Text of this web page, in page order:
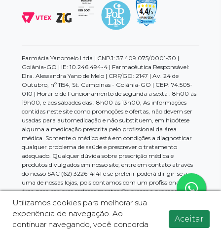
Farmácia Yanomelo Ltda | CNPJ: 37.409.075/0001-30 |
Goiânia-GO | IE: 10.246.494-4 | Farmacêutica Responsável:
Dra. Alessandra Yano de Melo | CRF/GO: 2147 | Av. 24 de
Outubro, nº 1154, St. Campinas - Goiânia-GO | CEP: 74.505-
010 | Horário de Funcionamento de segunda a sexta : 8h00 às
19h00, e aos sábados das : 8h00 ás 13h00, As informações
contidas neste site como promoções e ofertas, não devem ser
usadas para automedicação e não substituem, em hipótese
alguma a medicação prescrita pelo profissional da área
médica. Somente o médico está em condições a diagnosticar
qualquer problema de saúde e prescrever o tratamento
adequado. Qualquer dúvida sobre prescrição médica e
produtos divulgados em nosso site, entre em contato através
do nosso SAC (62) 3226-4141 e se preferir poderá dirigir-se a
uma de nossas lojas, pois contamos com um profissional da
área para maiores esclarecimentos.Os preços e promoções
divulgados no site são válidos apenas para compras feitas pela
internet, imagens meramente ilustrativas. Em casos de
divergências, o preço válido será sempre o exibido no
momento da finalização da compra.
Utilizamos cookies para melhorar sua
experiência de navegação. Ao
continuar navegando, você concorda
Aceitar